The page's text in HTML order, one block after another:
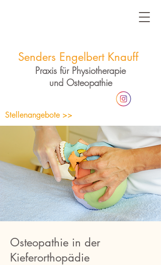
Senders Engelbert Knauff
Praxis für Physiotherapie
und Osteopathie
Stellenangebote >>
Osteopathie in der
Kieferorthopädie